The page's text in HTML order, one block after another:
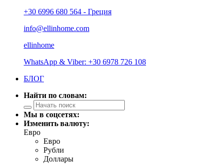
+30 6996 680 564 - Греция
info@ellinhome.com
ellinhome
WhatsApp & Viber: +30 6978 726 108
БЛОГ
Найти по словам:
Мы в соцсетях:
Изменить валюту:
Евро
Евро
Рубли
Доллары